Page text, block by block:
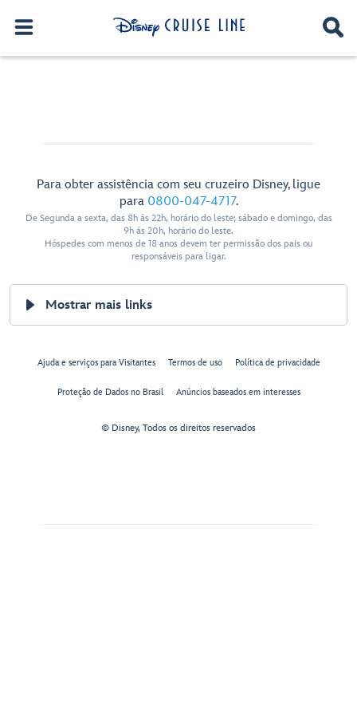
Para obter assistência com seu cruzeiro Disney, ligue
para 0800-047-4717.
De Segunda a sexta, das 8h ás 22h, horário do leste; sábado e domingo, das
9h ás 20h, horário do leste.
Hóspedes com menos de 18 anos devem ter permissão dos pais ou
responsáveis para ligar.
Mostrar mais links
Ajuda e serviços para Visitantes Termos de uso Política de privacidade
Proteção de Dados no Brasil Anúncios baseados em interesses
© Disney, Todos os direitos reservados